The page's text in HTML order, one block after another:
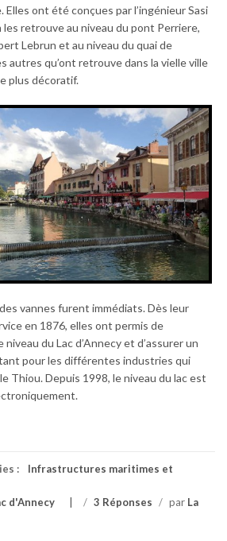
Elles ont été conçues par l’ingénieur Sasi
les retrouve au niveau du pont Perriere,
Lebrun et au niveau du quai de
autres qu’ont retrouve dans la vielle ville
plus décoratif.
vannes furent immédiats. Dès leur
en 1876, elles ont permis de
du Lac d’Annecy et d’assurer un
pour les différentes industries qui
Thiou. Depuis 1998, le niveau du lac est
: Infrastructures maritimes et
d'Annecy / 3 Réponses / par La